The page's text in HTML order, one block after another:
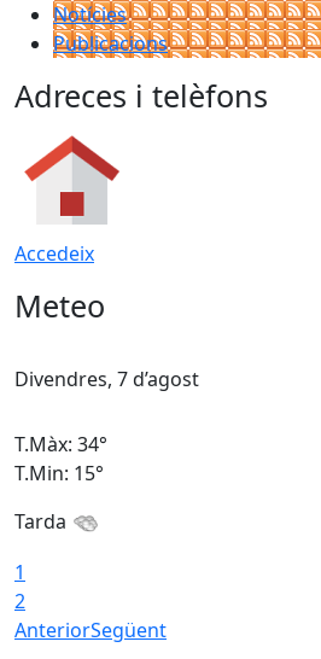
Notícies
Publicacions
Adreces i telèfons
Accedeix
Meteo
Divendres, 7 d’agost
T.Màx: 34°
T.Min: 15°
Tarda
1
2
AnteriorSegüent